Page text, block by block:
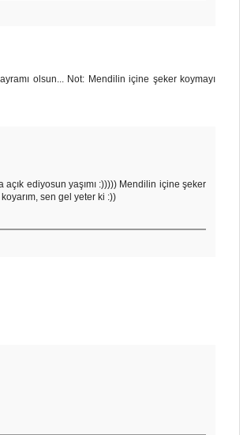
olsun... Not: Mendilin içine şeker koymayı
ediyosun yaşımı :))))) Mendilin içine şeker
sen gel yeter ki :))